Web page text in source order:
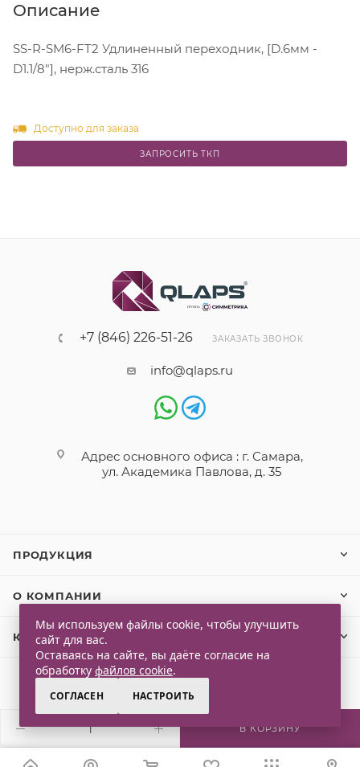
Описание
SS-R-SM6-FT2 Удлиненный переходник, [D.6мм -
D1.1/8"], нерж.сталь 316
Доступно для заказа
В КОРЗИНУ
ЗАПРОСИТЬ ТКП
+7 (846) 226-51-26 ЗАКАЗАТЬ ЗВОНОК
info@qlaps.ru
Адрес основного офиса : г. Самара,
ул. Академика Павлова, д. 35
ПРОДУКЦИЯ
О КОМПАНИИ
КЛИЕНТАМ
Мы используем файлы cookie, чтобы улучшить
сайт для вас.
Оставаясь на сайте, вы даёте согласие на
обработку файлов cookie.
СОГЛАСЕН НАСТРОИТЬ